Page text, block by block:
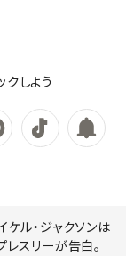
しよう
ケル・ジャクソンは
レスリーが告白。